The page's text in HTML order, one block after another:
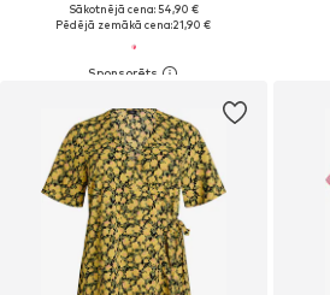
Sākotnējā cena: 54,90 €
Pēdējā zemākā cena:21,90 €